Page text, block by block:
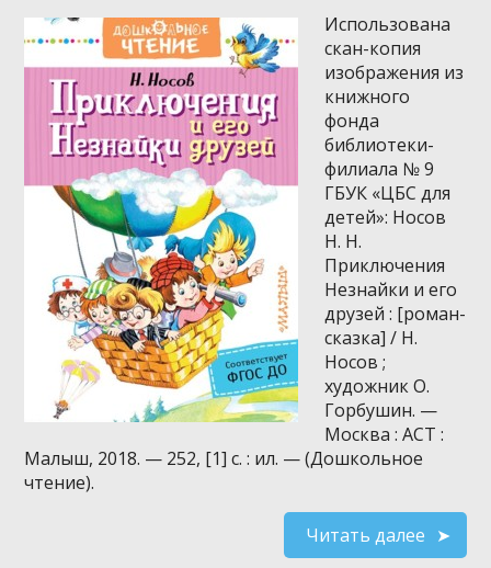
Использована
скан-копия
изображения из
книжного
фонда
библиотеки-
филиала № 9
ГБУК «ЦБС для
детей»: Носов
Н. Н.
Приключения
Незнайки и его
друзей : [роман-
сказка] / Н.
Носов ;
художник О.
Горбушин. —
Москва : АСТ :
Малыш, 2018. — 252, [1] с. : ил. — (Дошкольное
чтение).
Читать далее